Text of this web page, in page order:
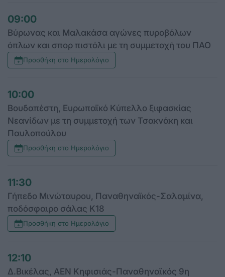
09:00
Βύρωνας και Μαλακάσα αγώνες πυροβόλων
όπλων και σπορ πιστόλι με τη συμμετοχή του ΠΑΟ
Προσθήκη στο Ημερολόγιο
10:00
Βουδαπέστη, Ευρωπαϊκό Κύπελλο ξιφασκίας
Νεανίδων με τη συμμετοχή των Τσακνάκη και
Παυλοπούλου
Προσθήκη στο Ημερολόγιο
11:30
Γήπεδο Μινώταυρου, Παναθηναϊκός-Σαλαμίνα,
ποδόσφαιρο σάλας Κ18
Προσθήκη στο Ημερολόγιο
12:10
Δ.Βικέλας, ΑΕΝ Κηφισιάς-Παναθηναϊκός 9η